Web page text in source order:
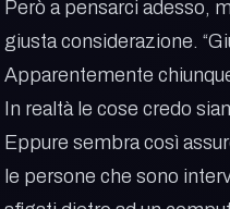
Però a pensarci adesso,
giusta considerazione.
Apparentemente
In realtà le cose credo
Eppure sembra così
le persone che sono